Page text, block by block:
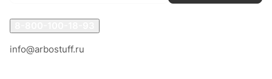
info@arbostuff.ru